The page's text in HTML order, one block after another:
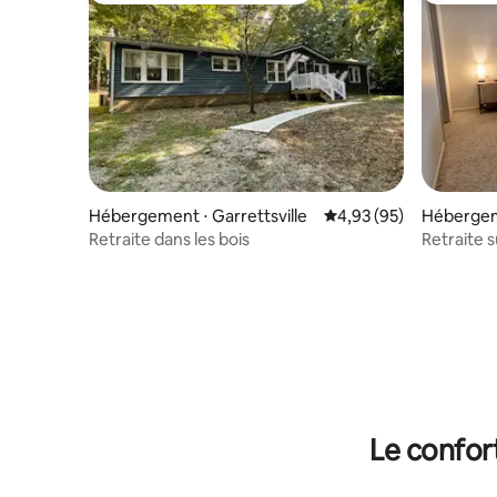
Hébergement ⋅ Garrettsville Évaluation moyenne
4,93 (95)
Retraite dans les bois
Retraite
Le